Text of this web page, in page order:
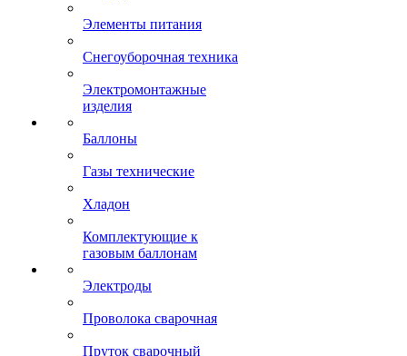
Элементы питания
Снегоуборочная техника
Электромонтажные
изделия
Баллоны
Газы технические
Хладон
Комплектующие к
газовым баллонам
Электроды
Проволока сварочная
Пруток сварочный